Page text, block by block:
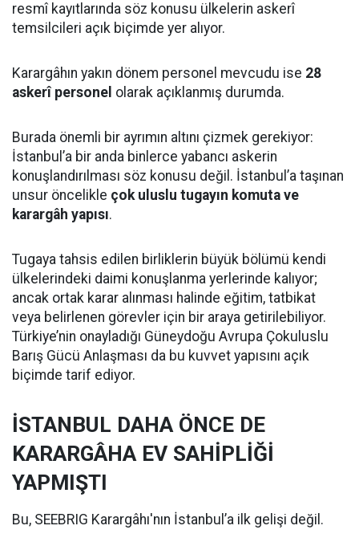
resmî kayıtlarında söz konusu ülkelerin askerî
temsilcileri açık biçimde yer alıyor.
Karargâhın yakın dönem personel mevcudu ise 28
askerî personel olarak açıklanmış durumda.
Burada önemli bir ayrımın altını çizmek gerekiyor:
İstanbul’a bir anda binlerce yabancı askerin
konuşlandırılması söz konusu değil. İstanbul’a taşınan
unsur öncelikle çok uluslu tugayın komuta ve
karargâh yapısı.
Tugaya tahsis edilen birliklerin büyük bölümü kendi
ülkelerindeki daimi konuşlanma yerlerinde kalıyor;
ancak ortak karar alınması halinde eğitim, tatbikat
veya belirlenen görevler için bir araya getirilebiliyor.
Türkiye’nin onayladığı Güneydoğu Avrupa Çokuluslu
Barış Gücü Anlaşması da bu kuvvet yapısını açık
biçimde tarif ediyor.
İSTANBUL DAHA ÖNCE DE
KARARGÂHA EV SAHİPLİĞİ
YAPMIŞTI
Bu, SEEBRIG Karargâhı'nın İstanbul’a ilk gelişi değil.